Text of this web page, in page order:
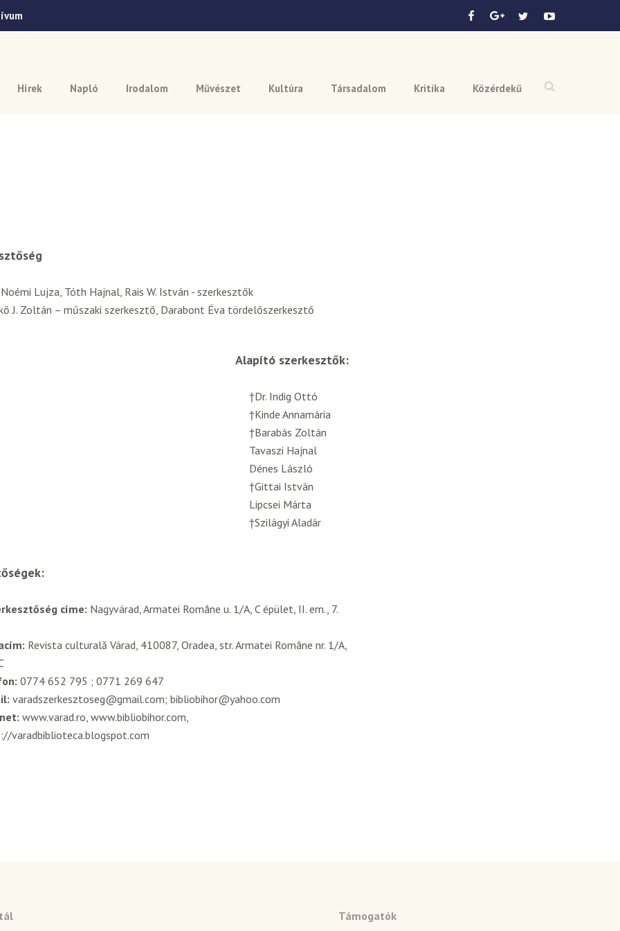
Hírek Napló Irodalom Művészet Kultúra Társadalom Kritika Közérdekű
Lujza, Tóth Hajnal, Rais W. István - szerkesztők
J. Zoltán – műszaki szerkesztő, Darabont Éva tördelőszerkesztő
Alapító szerkesztők:
†Dr. Indig Ottó
†Kinde Annamária
†Barabás Zoltán
Tavaszi Hajnal
Dénes László
†Gittai István
Lipcsei Márta
†Szilágyi Aladár
címe: Nagyvárad, Armatei Române u. 1/A, C épület, II. em., 7.
Revista culturală Várad, 410087, Oradea, str. Armatei Române nr. 1/A,
0774 652 795 ; 0771 269 647
varadszerkesztoseg@gmail.com; bibliobihor@yahoo.com
www.varad.ro, www.bibliobihor.com,
varadbiblioteca.blogspot.com
Támogatók